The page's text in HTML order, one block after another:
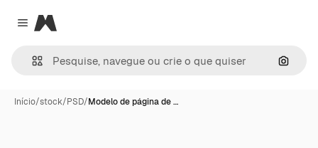
Close menu
Magnific
Início/stock/PSD/Modelo de página de …